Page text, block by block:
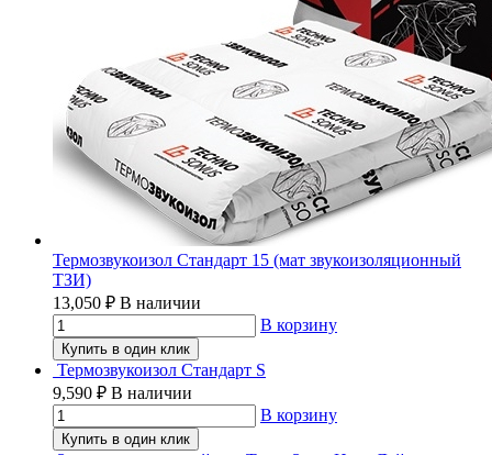
Термозвукоизол Стандарт 15 (мат звукоизоляционный
ТЗИ)
13,050 ₽ В наличии
В корзину
Купить в один клик
Термозвукоизол Стандарт S
9,590 ₽ В наличии
В корзину
Купить в один клик